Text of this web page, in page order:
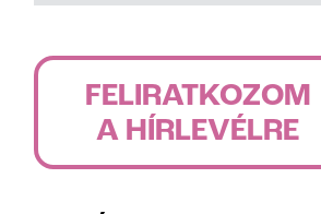
FELIRATKOZOM
A HÍRLEVÉLRE